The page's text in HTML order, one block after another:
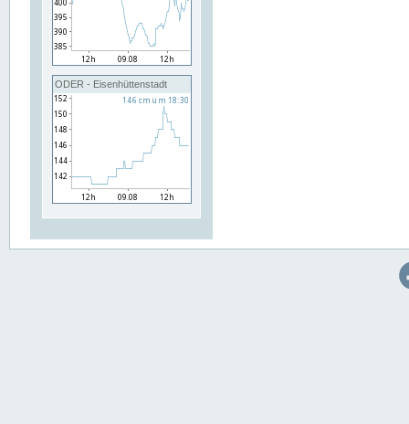
ODER - Eisenhüttenstadt